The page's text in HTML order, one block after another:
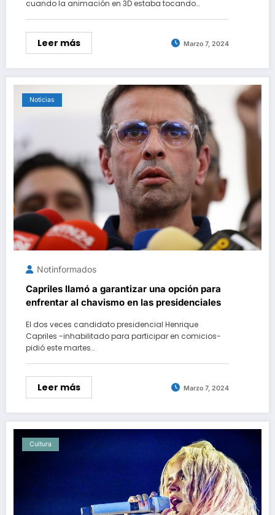
cuando la animación en 3D estaba tocando…
Leer más Marzo 7, 2024
Noticias
Notinformados
Capriles llamó a garantizar una opción para
enfrentar al chavismo en las presidenciales
El dos veces candidato presidencial Henrique
Capriles -inhabilitado para participar en comicios-
pidió este martes…
Leer más Marzo 7, 2024
Cultura